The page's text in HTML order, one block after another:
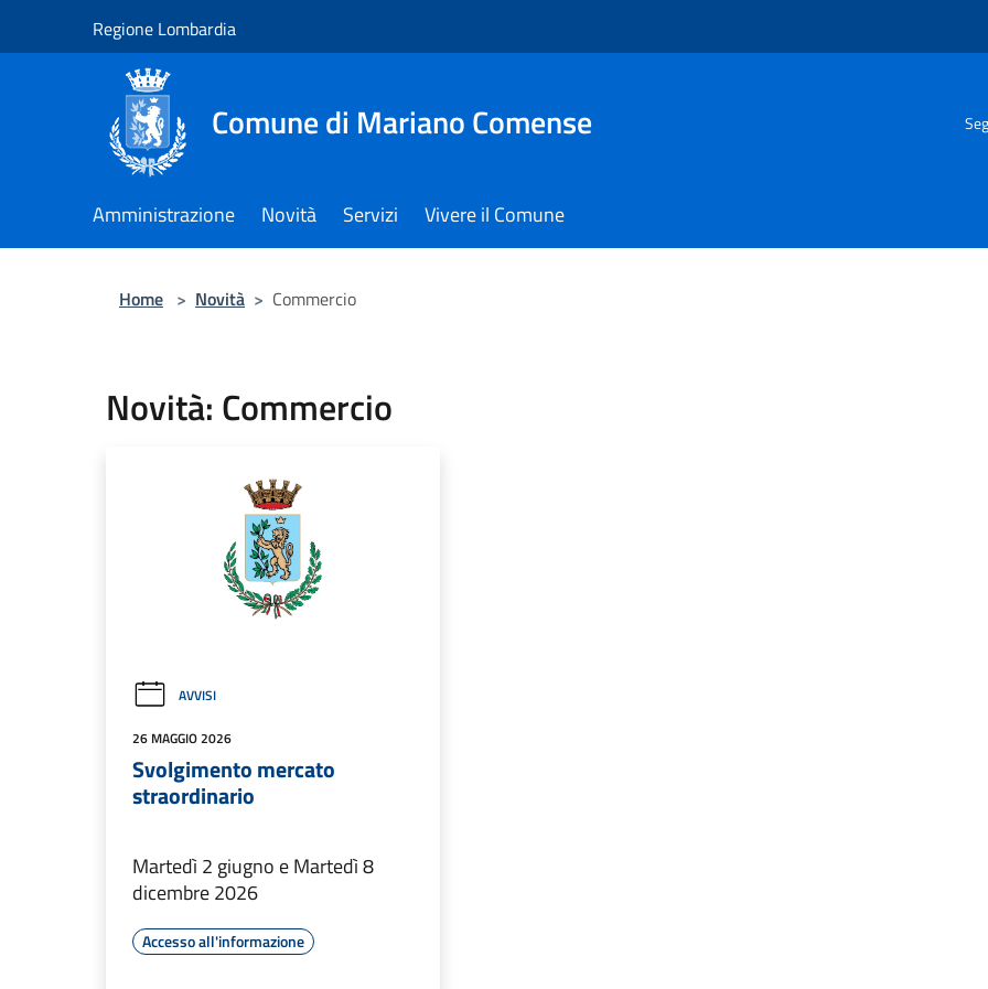
Regione Lombardia
Comune di Mariano Comense
Amministrazione Novità Servizi Vivere il Comune
Home > Novità > Commercio
Novità: Commercio
AVVISI
26 MAGGIO 2026
Svolgimento mercato
straordinario
Martedì 2 giugno e Martedì 8
dicembre 2026
Accesso all'informazione